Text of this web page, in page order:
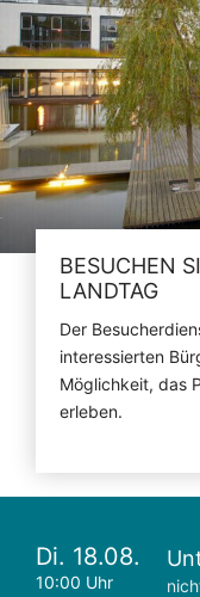
BESUCHEN
LANDTAG
Der
interessierten
Möglichkeit, das
erleben.
Di. 18.08.
10:00 Uhr